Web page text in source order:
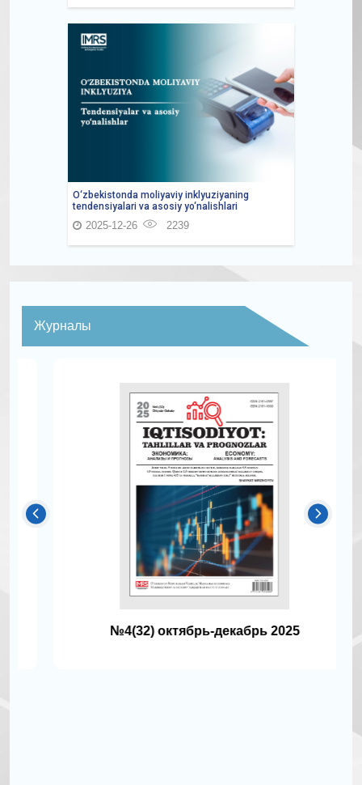
O‘zbekistonda moliyaviy inklyuziyaning
tendensiyalari va asosiy yo‘nalishlari
2025-12-26 2239
Журналы
№4(32) октябрь-декабрь 2025